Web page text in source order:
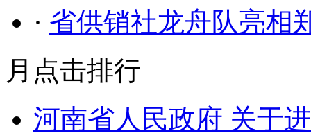
· 省供销社龙舟队亮相
月点击排行
河南省人民政府 关于